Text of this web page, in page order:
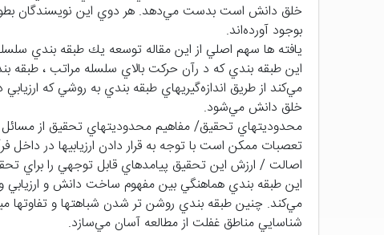
خلق دانش است بدست مي‌دهد. هر دوي اين نويسندگان
بوجود آورده‌اند.
يافته ها سهم اصلي از اين مقاله توسعه يك طبقه بندي
اين طبقه بندي كه د رآن حركت بالاي سلسله مراتب ، طبقه
مي‌كند از طريق اندازه‌گيريهاي طبقه بندي به روشي كه
خلق دانش مي‌شود.
محدوديتهاي تحقيق/ مفاهيم محدوديتهاي تحقيق از
تعصبات ممكن است با توجه به قرار دادن ارزيابيها در داخل
اصالت / ارزش اين تحقيق پيامدهاي قابل توجهي را براي
اين طبقه بندي هماهنگي بين مفهوم ساخت دانش و ارزيابي
مي‌كند. چنين طبقه بندي روشن تر شدن شباهتها و
شناسايي مناطق غفلت از مطالعه آسان مي‌سازد.